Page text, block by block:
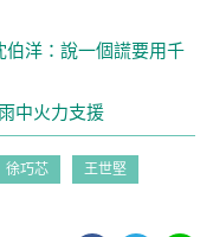
洋：說一個謊要用千
中火力支援
徐巧芯 王世堅